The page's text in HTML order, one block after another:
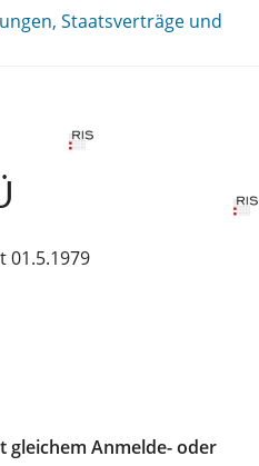
Staatsverträge und
01.5.1979
gleichem Anmelde- oder